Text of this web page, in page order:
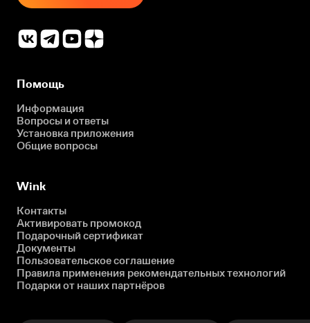
Помощь
Информация
Вопросы и ответы
Установка приложения
Общие вопросы
Wink
Контакты
Активировать промокод
Подарочный сертификат
Документы
Пользовательское соглашение
Правила применения рекомендательных технологий
Подарки от наших партнёров